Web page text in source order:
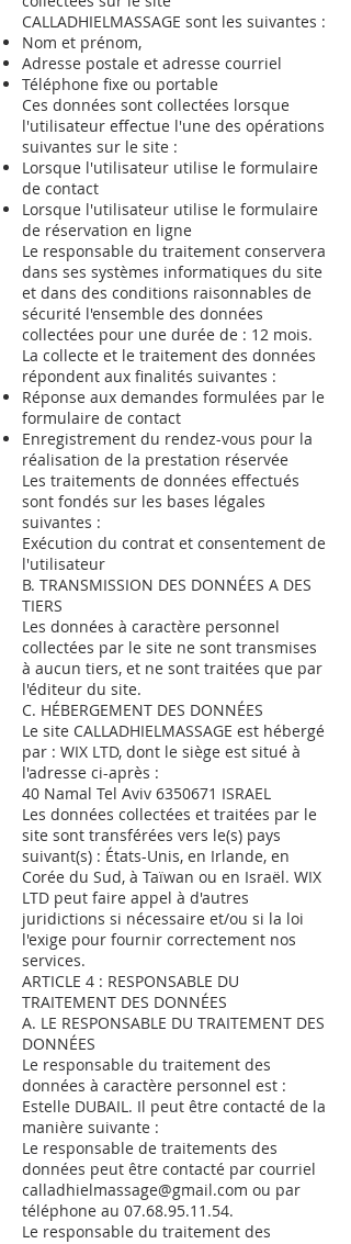
CALLADHIELMASSAGE sont les suivantes :
Nom et prénom,
Adresse postale et adresse courriel
Téléphone fixe ou portable
Ces données sont collectées lorsque
l'utilisateur effectue l'une des opérations
suivantes sur le site :
Lorsque l'utilisateur utilise le formulaire
de contact
Lorsque l'utilisateur utilise le formulaire
de réservation en ligne
Le responsable du traitement conservera
dans ses systèmes informatiques du site
et dans des conditions raisonnables de
sécurité l'ensemble des données
collectées pour une durée de : 12 mois.
La collecte et le traitement des données
répondent aux finalités suivantes :
Réponse aux demandes formulées par le
formulaire de contact
Enregistrement du rendez-vous pour la
réalisation de la prestation réservée
Les traitements de données effectués
sont fondés sur les bases légales
suivantes :
Exécution du contrat et consentement de
l'utilisateur
B. TRANSMISSION DES DONNÉES A DES
TIERS
Les données à caractère personnel
collectées par le site ne sont transmises
à aucun tiers, et ne sont traitées que par
l'éditeur du site.
C. HÉBERGEMENT DES DONNÉES
Le site CALLADHIELMASSAGE est hébergé
par : WIX LTD, dont le siège est situé à
l'adresse ci-après :
40 Namal Tel Aviv 6350671 ISRAEL
Les données collectées et traitées par le
site sont transférées vers le(s) pays
suivant(s) : États-Unis, en Irlande, en
Corée du Sud, à Taïwan ou en Israël. WIX
LTD peut faire appel à d'autres
juridictions si nécessaire et/ou si la loi
l'exige pour fournir correctement nos
services.
ARTICLE 4 : RESPONSABLE DU
TRAITEMENT DES DONNÉES
A. LE RESPONSABLE DU TRAITEMENT DES
DONNÉES
Le responsable du traitement des
données à caractère personnel est :
Estelle DUBAIL. Il peut être contacté de la
manière suivante :
Le responsable de traitements des
données peut être contacté par courriel
calladhielmassage@gmail.com ou par
téléphone au 07.68.95.11.54.
Le responsable du traitement des